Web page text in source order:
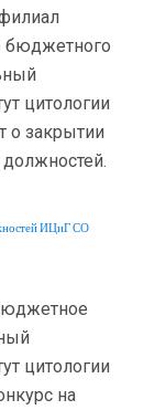
бюджетного
цитологии
о закрытии
ИЦиГ СО
цитологии
на